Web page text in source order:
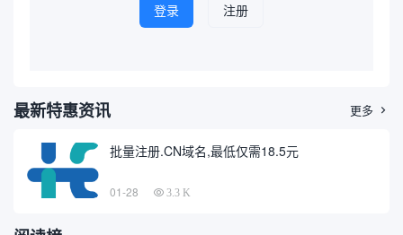
登录 注册
最新特惠资讯 更多 
批量注册.CN域名,最低仅需18.5元
01-28 3.3 K